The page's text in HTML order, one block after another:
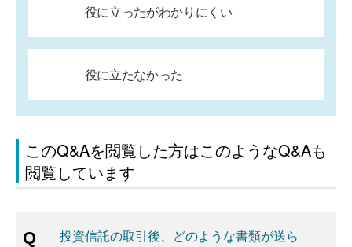
役に立ったがわかりにくい
役に立たなかった
このQ&Aを閲覧した方はこのようなQ&Aも
閲覧しています
投資信託の取引後、どのような書類が送ら